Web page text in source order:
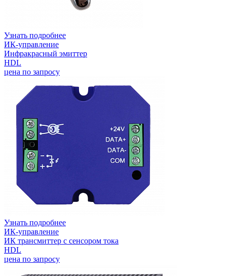
Узнать подробнее
ИК-управление
Инфракрасный эмиттер
HDL
цена по запросу
Узнать подробнее
ИК-управление
ИК трансмиттер с сенсором тока
HDL
цена по запросу